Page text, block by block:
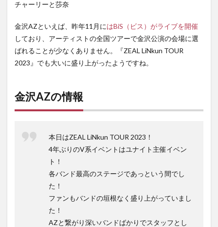
チャーリーと莎奈
金沢AZといえば、昨年11月にはBiS（ビス）がライブを開催
しており、アーティストの全国ツアーで金沢公演の会場に選
ばれることが少なくありません。『ZEAL LiNkun TOUR
2023』でも大いに盛り上がったようですね。
金沢AZの情報
本日はZEAL LiNkun TOUR 2023！
4年ぶりのV系イベントはユナイト主催イベン
ト！
各バンド最高のステージであっという間でし
た！
ファンもバンドの垣根なく盛り上がっていまし
た！
AZと繋がり深いバンドばかりでスタッフとし